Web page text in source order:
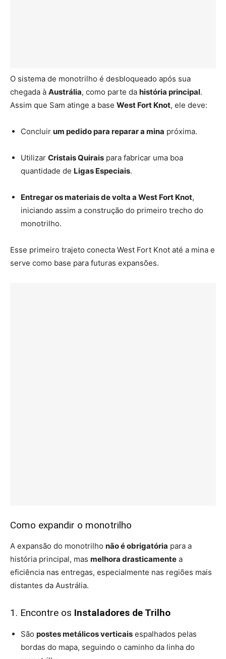
O sistema de monotrilho é desbloqueado após sua
chegada à Austrália, como parte da história principal.
Assim que Sam atinge a base West Fort Knot, ele deve:
Concluir um pedido para reparar a mina próxima.
Utilizar Cristais Quirais para fabricar uma boa
quantidade de Ligas Especiais.
Entregar os materiais de volta a West Fort Knot,
iniciando assim a construção do primeiro trecho do
monotrilho.
Esse primeiro trajeto conecta West Fort Knot até a mina e
serve como base para futuras expansões.
Como expandir o monotrilho
A expansão do monotrilho não é obrigatória para a
história principal, mas melhora drasticamente a
eficiência nas entregas, especialmente nas regiões mais
distantes da Austrália.
1. Encontre os Instaladores de Trilho
São postes metálicos verticais espalhados pelas
bordas do mapa, seguindo o caminho da linha do